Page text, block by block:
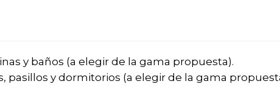
y baños (a elegir de la gama propuesta).
pasillos y dormitorios (a elegir de la gama